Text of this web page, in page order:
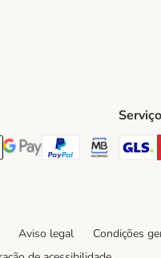
Payment Method
Payment Method
Google Pay Payment Method
PayPal Payment
Multibanco
Aviso legal Condições